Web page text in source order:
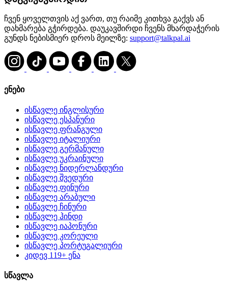
ჩვენ ყოველთვის აქ ვართ, თუ რაიმე კითხვა გაქვს ან
დახმარება გჭირდება. დაუკავშირდი ჩვენს მხარდაჭერის
გუნდს ნებისმიერ დროს მეილზე: support@talkpal.ai
ენები
ისწავლე ინგლისური
ისწავლე ესპანური
ისწავლე ფრანგული
ისწავლე იტალიური
ისწავლე გერმანული
ისწავლე უკრაინული
ისწავლე ნიდერლანდური
ისწავლე შვედური
ისწავლე ფინური
ისწავლე არაბული
ისწავლე ჩინური
ისწავლე ჰინდი
ისწავლე იაპონური
ისწავლე კორეული
ისწავლე პორტუგალიური
კიდევ 119+ ენა
სწავლა